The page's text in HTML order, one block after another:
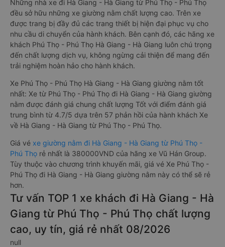
Những nhà xe đi Hà Giang - Hà Giang từ Phú Thọ - Phú Thọ
đều sở hữu những xe giường nằm chất lượng cao. Trên xe
được trang bị đầy đủ các trang thiết bị hiện đại phục vụ cho
nhu cầu di chuyển của hành khách. Bên cạnh đó, các hãng xe
khách Phú Thọ - Phú Thọ Hà Giang - Hà Giang luôn chú trọng
đến chất lượng dịch vụ, không ngừng cải thiện để mang đến
trải nghiệm hoàn hảo cho hành khách.
Xe Phú Thọ - Phú Thọ Hà Giang - Hà Giang giường nằm tốt
nhất: Xe từ Phú Thọ - Phú Thọ đi Hà Giang - Hà Giang giường
nằm được đánh giá chung chất lượng Tốt với điểm đánh giá
trung bình từ 4.7/5 dựa trên 57 phản hồi của hành khách Xe
về Hà Giang - Hà Giang từ Phú Thọ - Phú Thọ.
Giá vé xe giường nằm đi Hà Giang - Hà Giang từ Phú Thọ -
Phú Thọ rẻ nhất là 380000VND của hãng xe Vũ Hán Group.
Tùy thuộc vào chương trình khuyến mãi, giá vé Xe Phú Thọ -
Phú Thọ đi Hà Giang - Hà Giang giường nằm này có thể sẽ rẻ
hơn.
Tư vấn TOP 1 xe khách đi Hà Giang - Hà
Giang từ Phú Thọ - Phú Thọ chất lượng
cao, uy tín, giá rẻ nhất 08/2026
null